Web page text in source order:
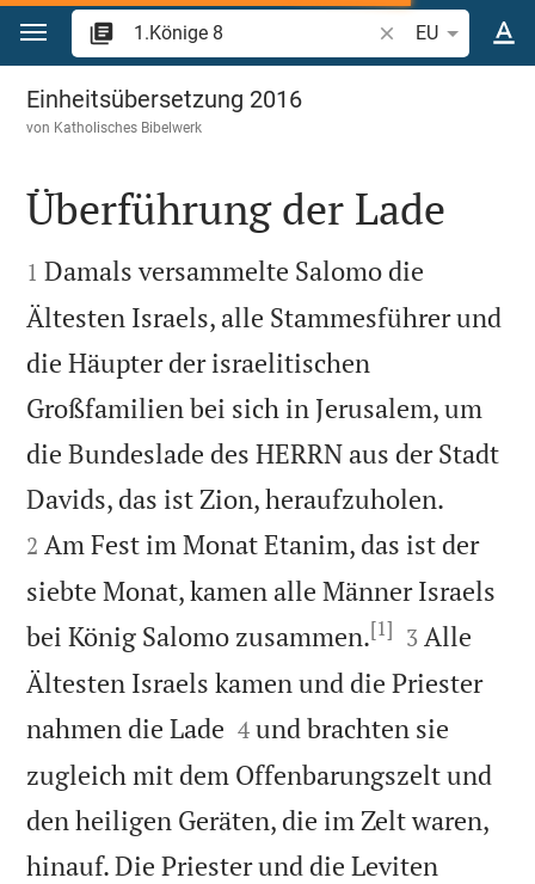
Zum Inhalt springen
Bibelstelle oder
EU
1.Könige 8
Einheitsübersetzung 2016
von Katholisches Bibelwerk

Überführung der Lade

1 Damals versammelte Salomo die
Ältesten Israels, alle Stammesführer und
die Häupter der israelitischen
Großfamilien bei sich in Jerusalem, um
die Bundeslade des HERRN aus der Stadt
Davids, das ist Zion, heraufzuholen.
2 Am Fest im Monat Etanim, das ist der
siebte Monat, kamen alle Männer Israels
bei König Salomo zusammen.[1] 

3 Alle
Ältesten Israels kamen und die Priester
nahmen die Lade 

4 und brachten sie
zugleich mit dem Offenbarungszelt und
den heiligen Geräten, die im Zelt waren,
hinauf. Die Priester und die Leviten